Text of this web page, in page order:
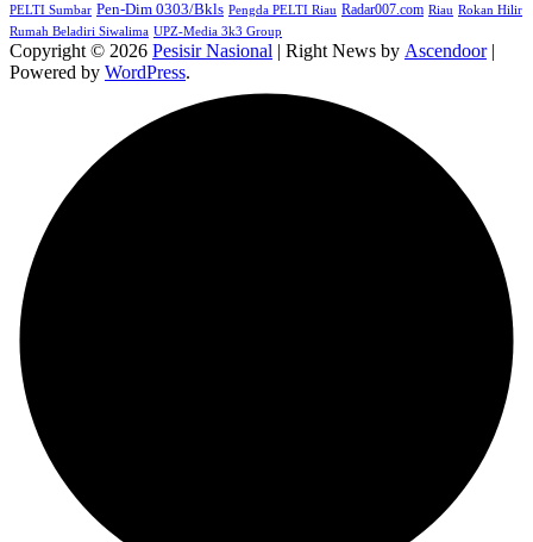
PELTI Sumbar Pen-Dim 0303/Bkls Pengda PELTI Riau Radar007.com Riau Rokan Hilir
Rumah Beladiri Siwalima UPZ-Media 3k3 Group
Copyright © 2026 Pesisir Nasional | Right News by Ascendoor|
Powered by WordPress.